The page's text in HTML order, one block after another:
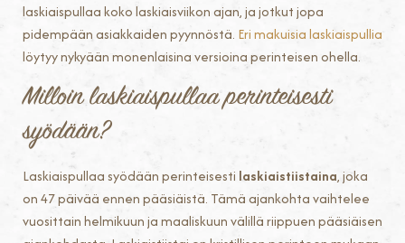
laskiaispullaa koko laskiaisviikon ajan, ja jotkut jopa
pidempään asiakkaiden pyynnöstä. Eri makuisia laskiaispullia
löytyy nykyään monenlaisina versioina perinteisen ohella.
Milloin laskiaispullaa perinteisesti
syödään?
Laskiaispullaa syödään perinteisesti laskiaistiistaina, joka
on 47 päivää ennen pääsiäistä. Tämä ajankohta vaihtelee
vuosittain helmikuun ja maaliskuun välillä riippuen pääsiäisen